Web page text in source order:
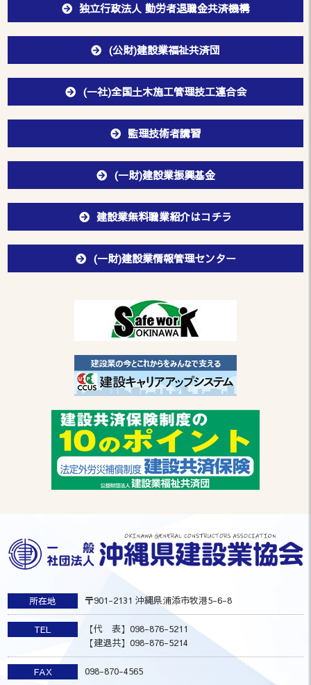
独立行政法人 勤労者退職金共済機構
(公財)建設業福祉共済団
(一社)全国土木施工管理技工連合会
監理技術者講習
(一財)建設業振興基金
建設業無料職業紹介はコチラ
(一財)建設業情報管理センター
所在地 〒901-2131 沖縄県浦添市牧港5-6-8
TEL
【代 表】098-876-5211
【建退共】098-876-5214
FAX 098-870-4565